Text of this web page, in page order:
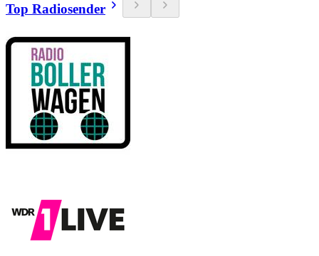
Top Radiosender